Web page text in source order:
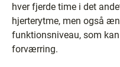
hver fjerde time i det
hjerterytme, men også
funktionsniveau, som
forværring.